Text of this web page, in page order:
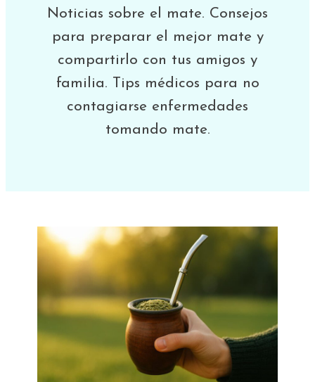
Noticias sobre el mate. Consejos
para preparar el mejor mate y
compartirlo con tus amigos y
familia. Tips médicos para no
contagiarse enfermedades
tomando mate.